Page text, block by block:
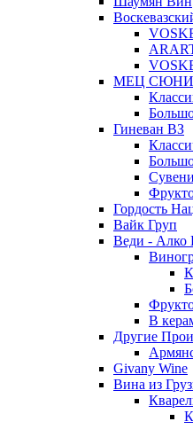
МЕЦ
Гиневан ВЗ
Гордость
Вайк Груп
Веди - Алко
В
Другие
Givany Wine
Вина из